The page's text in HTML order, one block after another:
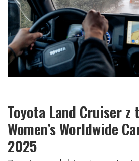
Toyota Land Cruiser z
Women’s Worldwide
2025